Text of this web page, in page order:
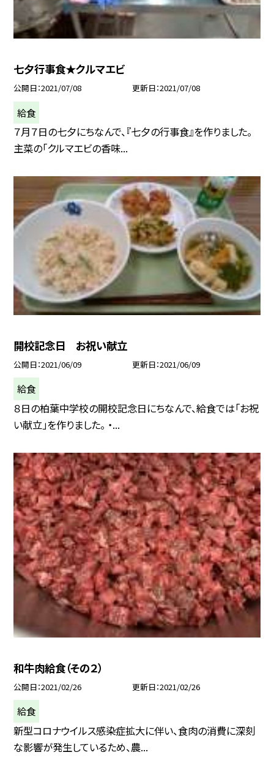
七夕行事食★クルマエビ
公開日 2021/07/08 更新日 2021/07/08
給食
７月７日の七夕にちなんで、『七夕の行事食』を作りました。
主菜の「クルマエビの香味...
開校記念日 お祝い献立
公開日 2021/06/09 更新日 2021/06/09
給食
８日の柏葉中学校の開校記念日にちなんで、給食では「お祝
い献立」を作りました。 ・...
和牛肉給食（その２）
公開日 2021/02/26 更新日 2021/02/26
給食
新型コロナウイルス感染症拡大に伴い、食肉の消費に深刻
な影響が発生しているため、農...